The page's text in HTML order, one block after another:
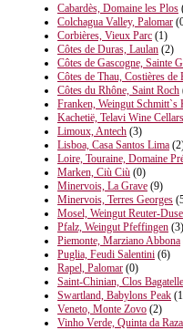
Cabardès, Domaine les Plos
Colchagua Valley, Palomar
Corbières, Vieux Parc (1)
Côtes de Duras, Laulan (2)
Côtes de Gascogne, Sainte
Côtes de Thau, Costières de
Côtes du Rhône, Saint Roch
Franken, Weingut Schmitt`s
Kachetië, Telavi Wine Cellars
Limoux, Antech (3)
Lisboa, Casa Santos Lima
Loire, Touraine, Domaine
Marken, Ciù Ciù (0)
Minervois, La Grave (9)
Minervois, Terres Georges
Mosel, Weingut Reuter-
Pfalz, Weingut Pfeffingen (3)
Piemonte, Marziano Abbona
Puglia, Feudi Salentini (6)
Rapel, Palomar (0)
Saint-Chinian, Clos Bagatelle
Swartland, Babylons Peak
Veneto, Monte Zovo (2)
Vinho Verde, Quinta da Raza